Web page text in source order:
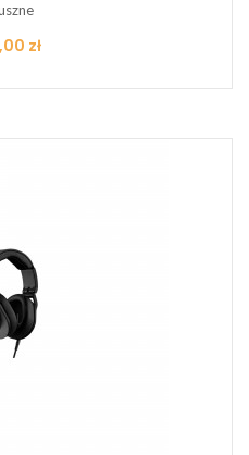
zł